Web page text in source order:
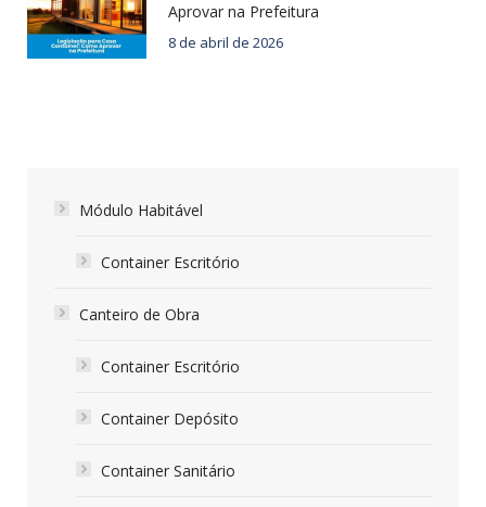
Aprovar na Prefeitura
8 de abril de 2026
Módulo Habitável
Container Escritório
Canteiro de Obra
Container Escritório
Container Depósito
Container Sanitário